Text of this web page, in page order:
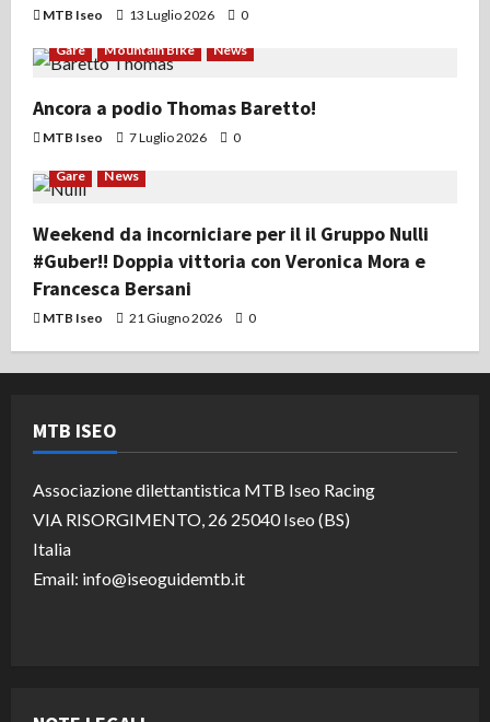
MTB Iseo 13 Luglio 2026 0
Gare Mountain Bike News
Ancora a podio Thomas Baretto!
MTB Iseo 7 Luglio 2026 0
Gare News
Weekend da incorniciare per il il Gruppo Nulli
#Guber!! Doppia vittoria con Veronica Mora e
Francesca Bersani
MTB Iseo 21 Giugno 2026 0
MTB ISEO
Associazione dilettantistica MTB Iseo Racing
VIA RISORGIMENTO, 26 25040 Iseo (BS)
Italia
Email: info@iseoguidemtb.it